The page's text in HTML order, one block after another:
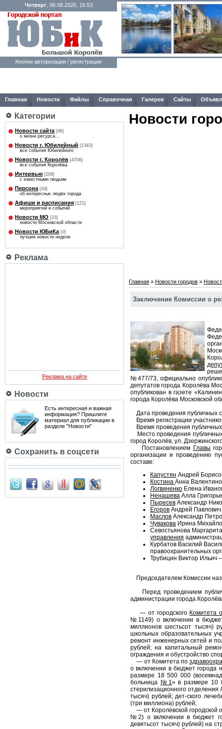
Четверг, 06.08.2026, 16:53
Кнопки авторизации / регистрации
Главная Новости Файлы Справочная Галерея Сайты
Категории
Новости сайта [96]
о жизни ресурса...
Новости г. Юбилейный [1383]
все события Юбилейного
Новости г. Королёв [4706]
все события Королёва
Интервью [209]
с известными людьми
Персона [44]
об интересных людях города
Афиши и расписания [121]
мероприятий и событий
Новости МО [23]
новости Московской области
Новости ЮБиКа [0]
лучшие новости недели
Реклама
Реклама на сайте
Новости
Есть интересная и важная
информация? Пришлите
материал для публикации в
разделе "Новости"
Сохранить в соцсети
Новости
Главная » Новости городов »
Заключение Комиссии о
№477/73, официально
депутатов города Королёва
опубликован в газете
города Королёва Московской
Дата проведения публичных
Время регистрации
Время проведения публичных
Место проведения публичных
город Королёв, ул.
Постановлением Главы
организации и проведению
составе:
Капустян Андрей
Костина Анна
Логвиненко Елена
Ненашева Алла
Пыресев Александр
Егоров Андрей Павлович
Маслов Александр
Чувакова Ирина
Севостьянова
управления
Курбатов Василий
правоохранительных
Трубицин Виктор Ильич
Председателем Комиссии
Перед проведением
администрации города
— от городского Комитета
№1149) о включении в
миллионов шестьсот тысяч)
школьных образовательных
ремонт инженерных сетей и
рублей; на капитальный
ограждения и обустройство
— от Комитета по
о включении в бюджет города
размере 18 500 000
больница №1» в размере 10
стерилизационного
тысяч) рублей; дет-ского
(три миллиона) рублей;
— от Королёвской городской
№2) о включении в бюджет
девятьсот тысяч) рублей) на